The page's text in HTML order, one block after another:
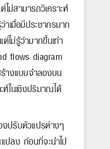
ม่สามารถวิเคราะห์
เมื่อมีประชากรมาก
ไม่รู้ว่ามากขึ้นเท่า
flows diagram
ร้างแบบจำลองบน
ห์ในเชิงปริมาณได้
ปรับตัวแปรต่างๆ
ปลง ก่อนที่จะนำไป